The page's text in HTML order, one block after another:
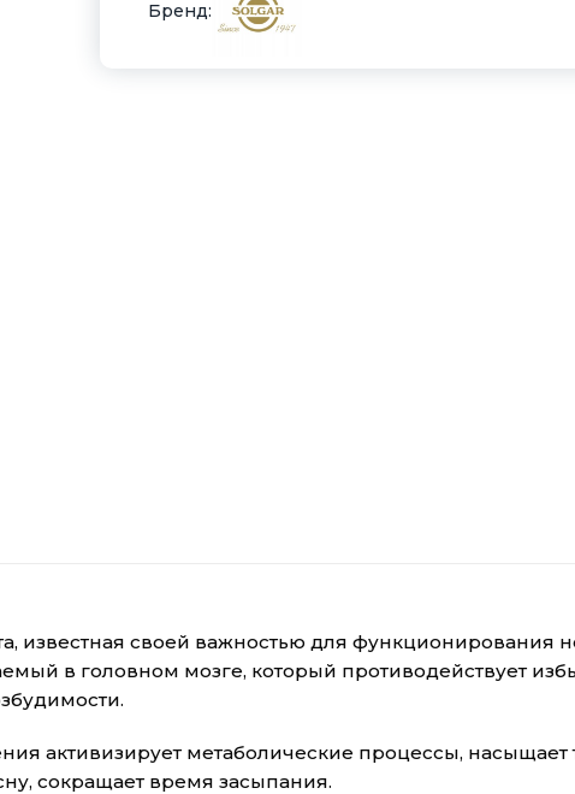
известная своей важностью для функционирования
в головном мозге, который противодействует
активизирует метаболические процессы, насыщает
сокращает время засыпания.